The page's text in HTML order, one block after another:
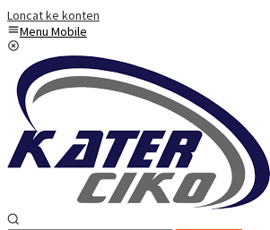
Loncat ke konten
Menu Mobile